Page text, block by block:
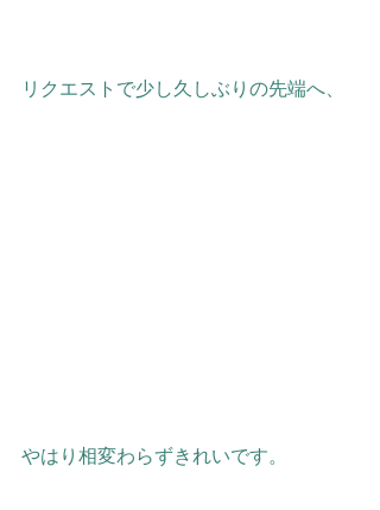
リクエストで少し久しぶりの先端へ、
やはり相変わらずきれいです。